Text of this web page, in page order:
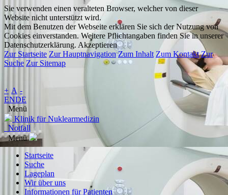
Sie verwenden einen veralteten Browser, welcher von dieser
Website nicht unterstützt wird.
Mit dem Benutzen der Webseite erklären Sie sich der Nutzung von
Cookies einverstanden. Weitere Pflichtangaben finden Sie in unserer
Datenschutzerklärung. Akzeptieren
Zur Startseite Zur Hauptnavigation Zum Inhalt Zum Kontakt Zur
Suche Zur Sitemap
+ A -
ENDE
Menü
Klinik für Nuklearmedizin
Notfall
Menü
Startseite
Suche
Lageplan
Wir über uns
Informationen für Patienten